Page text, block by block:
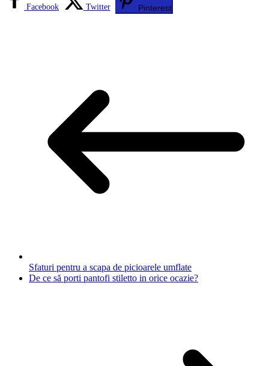
Facebook Twitter Pinterest
Sfaturi pentru a scapa de picioarele umflate
De ce să porti pantofi stiletto in orice ocazie?